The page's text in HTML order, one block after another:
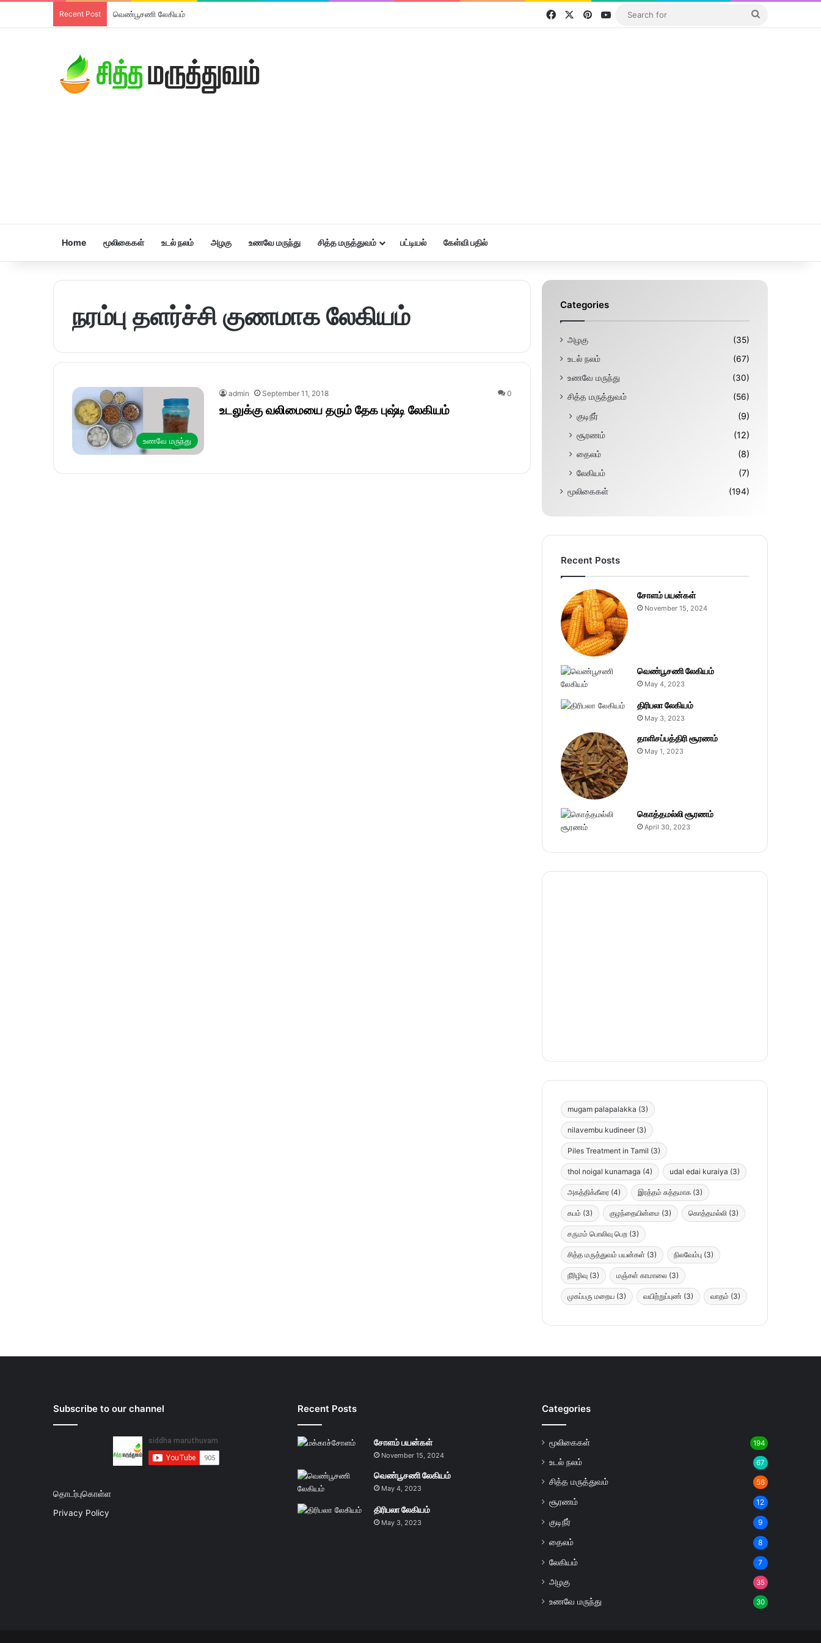
Recent Post வெண்பூசணி லேகியம் FacebookPinterestYouTube
Home மூலிகைகள் உடல் நலம் அழகு உணவே மருந்து சித்த மருத்துவம் பட்டியல் கேள்வி பதில்
நரம்பு தளர்ச்சி குணமாக லேகியம்
உணவே மருந்து
admin September 11, 2018 0
உடலுக்கு வலிமையை தரும் தேக புஷ்டி லேகியம்
Categories
அழகு
(35)
உடல் நலம்
(67)
உணவே மருந்து
(30)
சித்த மருத்துவம்
(56)
குடிநீர்
(9)
சூரணம்
(12)
தைலம்
(8)
லேகியம்
(7)
மூலிகைகள் (194)
Recent Posts
சோளம் பயன்கள்
November 15, 2024
வெண்பூசணி லேகியம்
May 4, 2023
திரிபலா லேகியம்
May 3, 2023
தாளிசப்பத்திரி சூரணம்
May 1, 2023
கொத்தமல்லி சூரணம்
April 30, 2023
mugam palapalakka (3)
nilavembu kudineer (3)
Piles Treatment in Tamil (3)
thol noigal kunamaga (4) udal edai kuraiya (3)
அகத்திக்கீரை (4) இரத்தம் சுத்தமாக (3)
கபம் (3) குழந்தையின்மை (3) கொத்தமல்லி (3)
சருமம் பொலிவு பெற (3)
சித்த மருத்துவம் பயன்கள் (3) நிலவேம்பு (3)
நீரிழிவு (3) மஞ்சள் காமாலை (3)
முகப்பரு மறைய (3) வயிற்றுப்புண் (3) வாதம் (3)
Subscribe to our channel
தொடர்புகொள்ள
Privacy Policy
Recent Posts
சோளம் பயன்கள்
November 15, 2024
வெண்பூசணி லேகியம்
May 4, 2023
திரிபலா லேகியம்
May 3, 2023
Categories
மூலிகைகள் 194
உடல் நலம் 67
சித்த மருத்துவம் 56
சூரணம் 12
குடிநீர் 9
தைலம் 8
லேகியம் 7
அழகு 35
உணவே மருந்து 30